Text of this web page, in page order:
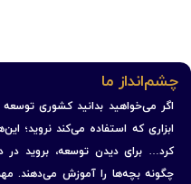
چشم‌انداز ما
اگر می‌خواهید بدانید کشوری توسعه
ابزاری که استفاده می‌کند نروید؛
کرد… برای دیدن توسعه، بروید در
چگونه بچه‌ها را آموزش می‌دهند.